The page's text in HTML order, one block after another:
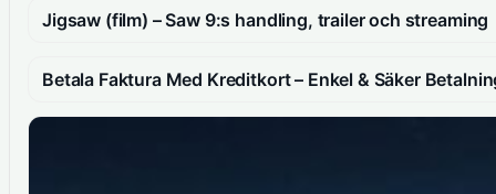
Jigsaw (film) – Saw 9:s handling, trailer och streaming
Betala Faktura Med Kreditkort – Enkel & Säker